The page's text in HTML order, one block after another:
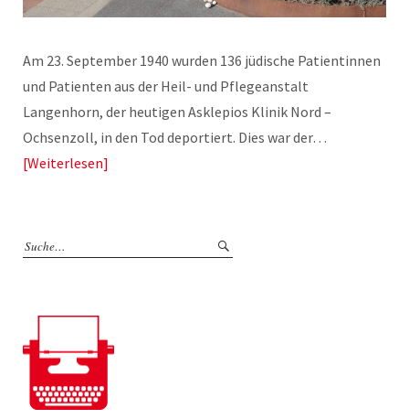
Am 23. September 1940 wurden 136 jüdische Patientinnen
und Patienten aus der Heil- und Pflegeanstalt
Langenhorn, der heutigen Asklepios Klinik Nord –
Ochsenzoll, in den Tod deportiert. Dies war der…
Weiterlesen